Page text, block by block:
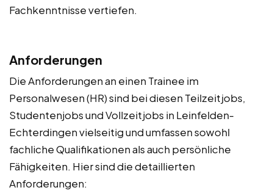
Fachkenntnisse vertiefen.
Anforderungen
Die Anforderungen an einen Trainee im
Personalwesen (HR) sind bei diesen Teilzeitjobs,
Studentenjobs und Vollzeitjobs in Leinfelden-
Echterdingen vielseitig und umfassen sowohl
fachliche Qualifikationen als auch persönliche
Fähigkeiten. Hier sind die detaillierten
Anforderungen: